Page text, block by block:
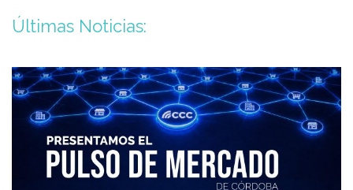
Últimas Noticias: